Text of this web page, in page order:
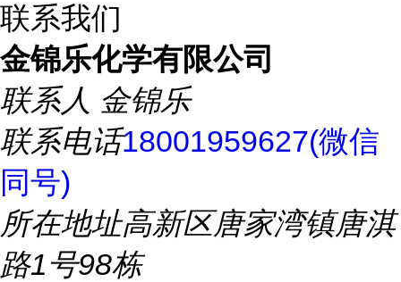
联系我们
金锦乐化学有限公司
联系人 金锦乐
联系电话18001959627(微信
同号)
所在地址高新区唐家湾镇唐淇
路1号98栋